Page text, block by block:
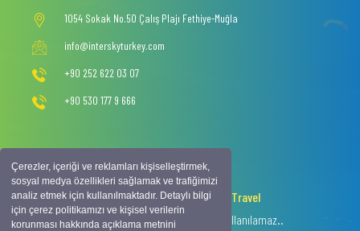
Çerezler, içeriği ve reklamları kişiselleştirmek,
sosyal medya özellikleri sağlamak ve trafiğimizi
analiz etmek için kullanılmaktadır. Detaylı bilgi
için çerez politikamızı ve kişisel verilerin
korunması hakkında açıklama metnini
1054 Sokak No.50 Çalış Plajı Fethiye-Muğla
info@interskyturkey.com
+90 252 622 03 07
+90 530 177 9 666
2020 © Copyright -Intersky Travel
Tüm hakkı saklıdır, izinsiz içerik kullanılamaz..